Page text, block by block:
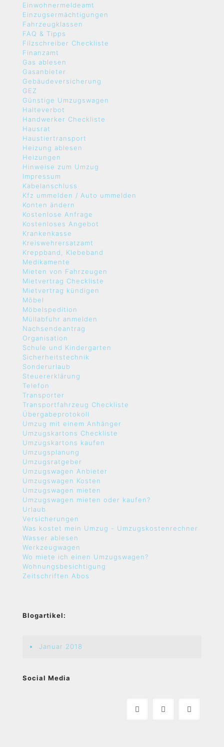
Einwohnermeldeamt
Einzugsermächtigungen
Fahrzeugklassen
FAQ & Tipps
Filzschreiber Checkliste
Finanzamt
Gas ablesen
Gasanbieter
Gebäudeversicherung
GEZ
Günstige Umzugswagen
Halteverbot
Handwerker Checkliste
Hausrat
Haustiertransport
Heizung ablesen
Heizungen
Hinweise zum Umzug
Impressum
Kabelanschluss
Kfz ummelden / Auto ummelden
Konten ändern
Kostenlose Anfrage
Kostenloses Angebot
Krankenkasse
Kreiswehrersatzamt
Kreppband, Klebeband
Medikamente
Mieten von Fahrzeugen
Mietvertrag Checkliste
Mietvertrag kündigen
Möbel
Möbelspedition
Müllabfuhr anmelden
Nachsendeantrag
Organisation
Schule und Kindergarten
Sicherheitstechnik
Sonderurlaub
Steuererklärung
Telefon
Transporter
Transportfahrzeug Checkliste
Übergabeprotokoll
Umzug mit einem Anhänger
Umzugskartons Checkliste
Umzugskartons kaufen
Umzugsplanung
Umzugsratgeber
Umzugswagen Anbieter
Umzugswagen Kosten
Umzugswagen mieten
Umzugswagen mieten oder kaufen?
Urlaub
Versicherungen
Was kostet mein Umzug - Umzugskostenrechner
Wasser ablesen
Werkzeugwagen
Wo miete ich einen Umzugswagen?
Wohnungsbesichtigung
Zeitschriften Abos
Blogartikel:
Januar 2018
Social Media